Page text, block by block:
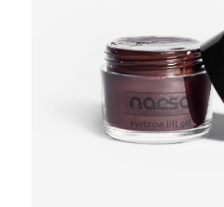
ژل لیفت 10ml قهوه ای متوسط ابرو
ژل لیفت10ml قهوه ای تیره ابرو